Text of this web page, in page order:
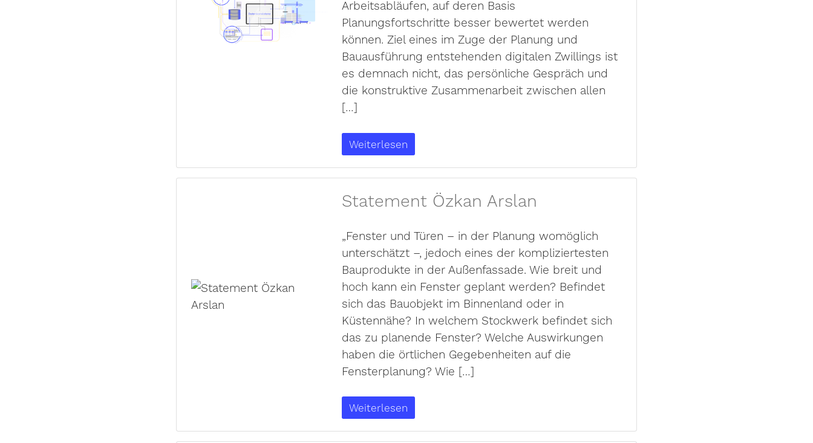
Arbeitsabläufen, auf deren Basis
Planungsfortschritte besser bewertet werden
können. Ziel eines im Zuge der Planung und
Bauausführung entstehenden digitalen Zwillings ist
es demnach nicht, das persönliche Gespräch und
die konstruktive Zusammenarbeit zwischen allen
[…]
Weiterlesen
Statement Özkan Arslan
„Fenster und Türen – in der Planung womöglich
unterschätzt –, jedoch eines der kompliziertesten
Bauprodukte in der Außenfassade. Wie breit und
hoch kann ein Fenster geplant werden? Befindet
sich das Bauobjekt im Binnenland oder in
Küstennähe? In welchem Stockwerk befindet sich
das zu planende Fenster? Welche Auswirkungen
haben die örtlichen Gegebenheiten auf die
Fensterplanung? Wie […]
Weiterlesen